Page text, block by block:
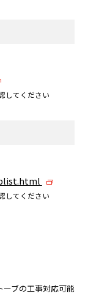
してください
してください
ブの工事対応可能